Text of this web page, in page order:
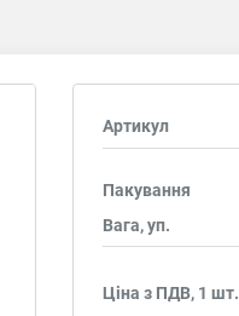
Артикул
Пакування
Вага, уп.
Ціна з ПДВ, 1 шт.